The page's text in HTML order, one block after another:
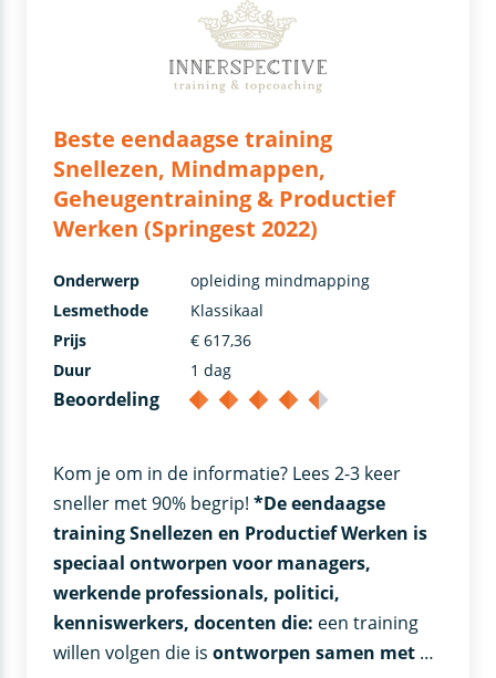
Beste eendaagse training
Snellezen, Mindmappen,
Geheugentraining & Productief
Werken (Springest 2022)
Kom je om in de informatie? Lees 2-3 keer
sneller met 90% begrip!*De eendaagse
training Snellezen en Productief Werken is
speciaal ontworpen voor managers,
werkende professionals, politici,
kenniswerkers, docenten die: een training
willen volgen die isontworpen samen met …
Onderwerp
opleiding mindmapping
Lesmethode
Klassikaal
Prijs
€ 617,36
Duur
1 dag
Beoordeling